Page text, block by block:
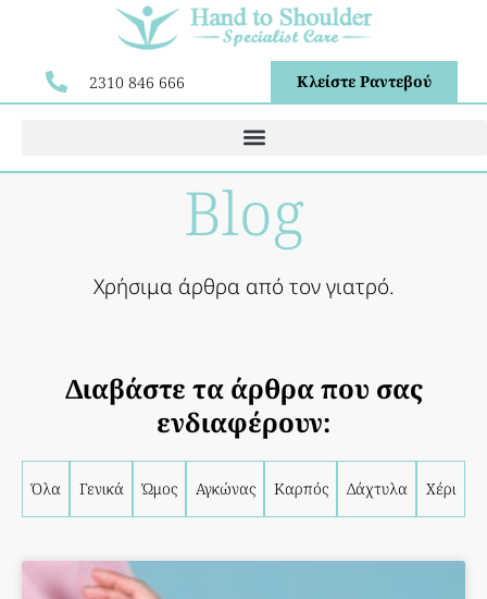
2310 846 666 Κλείστε Ραντεβού
Blog
Χρήσιμα άρθρα από τον γιατρό.
Διαβάστε τα άρθρα που σας
ενδιαφέρουν:
Όλα Γενικά Ώμος Αγκώνας Καρπός Δάχτυλα Χέρι